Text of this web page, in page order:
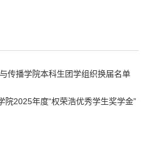
传播学院本科生团学组织换届名单
2025年度“权荣浩优秀学生奖学金”